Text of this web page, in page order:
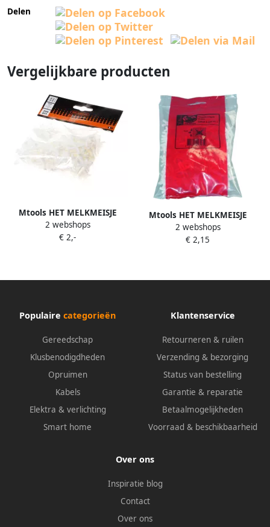
Delen
Vergelijkbare producten
Mtools HET MELKMEISJE
Tegelkruisjes 4 0mm (zakje á
250 st.) |
2 webshops
€ 2,-
Mtools HET MELKMEISJE
Tegelkruisjes 2 5mm (zakje á
250 st.) |
2 webshops
€ 2,15
Populaire categorieën
Gereedschap
Klusbenodigdheden
Opruimen
Kabels
Elektra & verlichting
Smart home
Klantenservice
Retourneren & ruilen
Verzending & bezorging
Status van bestelling
Garantie & reparatie
Betaalmogelijkheden
Voorraad & beschikbaarheid
Over ons
Inspiratie blog
Contact
Over ons